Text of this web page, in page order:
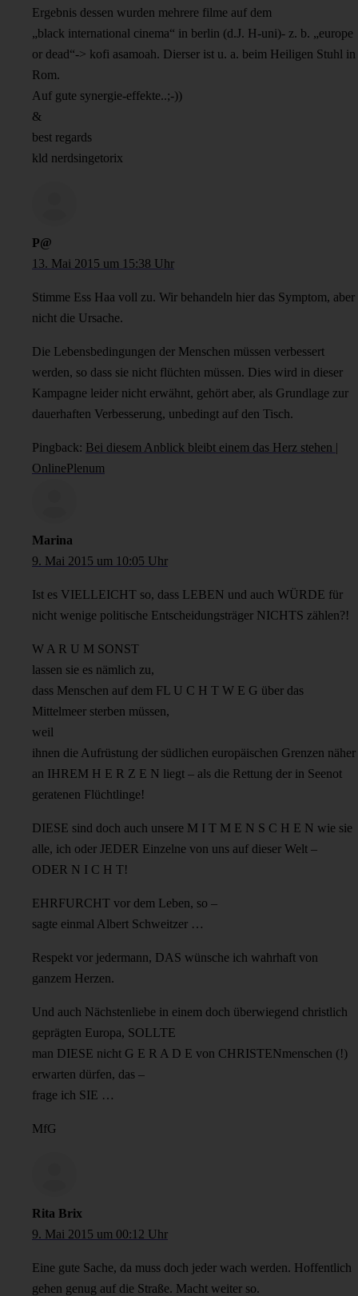
Ergebnis dessen wurden mehrere filme auf dem
„black international cinema“ in berlin (d.J. H-uni)- z. b. „europe
or dead“-> kofi asamoah. Dierser ist u. a. beim Heiligen Stuhl in
Rom.
Auf gute synergie-effekte..;-))
&
best regards
kld nerdsingetorix
P@
13. Mai 2015 um 15:38 Uhr
Stimme Ess Haa voll zu. Wir behandeln hier das Symptom, aber
nicht die Ursache.
Die Lebensbedingungen der Menschen müssen verbessert
werden, so dass sie nicht flüchten müssen. Dies wird in dieser
Kampagne leider nicht erwähnt, gehört aber, als Grundlage zur
dauerhaften Verbesserung, unbedingt auf den Tisch.
Pingback: Bei diesem Anblick bleibt einem das Herz stehen |
OnlinePlenum
Marina
9. Mai 2015 um 10:05 Uhr
Ist es VIELLEICHT so, dass LEBEN und auch WÜRDE für
nicht wenige politische Entscheidungsträger NICHTS zählen?!
W A R U M SONST
lassen sie es nämlich zu,
dass Menschen auf dem FL U C H T W E G über das
Mittelmeer sterben müssen,
weil
ihnen die Aufrüstung der südlichen europäischen Grenzen näher
an IHREM H E R Z E N liegt – als die Rettung der in Seenot
geratenen Flüchtlinge!
DIESE sind doch auch unsere M I T M E N S C H E N wie sie
alle, ich oder JEDER Einzelne von uns auf dieser Welt –
ODER N I C H T!
EHRFURCHT vor dem Leben, so –
sagte einmal Albert Schweitzer …
Respekt vor jedermann, DAS wünsche ich wahrhaft von
ganzem Herzen.
Und auch Nächstenliebe in einem doch überwiegend christlich
geprägten Europa, SOLLTE
man DIESE nicht G E R A D E von CHRISTENmenschen (!)
erwarten dürfen, das –
frage ich SIE …
MfG
Rita Brix
9. Mai 2015 um 00:12 Uhr
Eine gute Sache, da muss doch jeder wach werden. Hoffentlich
gehen genug auf die Straße. Macht weiter so.